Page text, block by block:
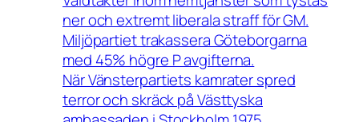
ner och extremt liberala straff för GM.
Miljöpartiet trakassera Göteborgarna
med 45% högre P avgifterna.
När Vänsterpartiets kamrater spred
terror och skräck på Västtyska